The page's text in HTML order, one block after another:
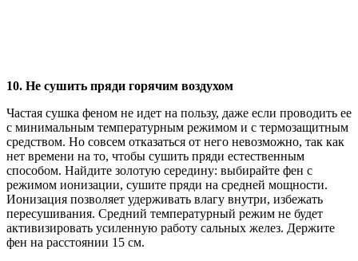
10. Не сушить пряди горячим воздухом
Частая сушка феном не идет на пользу, даже если проводить ее
с минимальным температурным режимом и с термозащитным
средством. Но совсем отказаться от него невозможно, так как
нет времени на то, чтобы сушить пряди естественным
способом. Найдите золотую середину: выбирайте фен с
режимом ионизации, сушите пряди на средней мощности.
Ионизация позволяет удерживать влагу внутри, избежать
пересушивания. Средний температурный режим не будет
активизировать усиленную работу сальных желез. Держите
фен на расстоянии 15 см.